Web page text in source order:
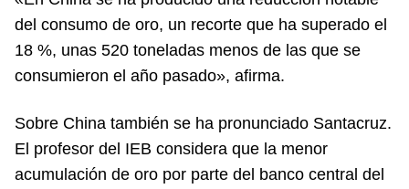
del consumo de oro, un recorte que ha superado el
18 %, unas 520 toneladas menos de las que se
consumieron el año pasado», afirma.
Sobre China también se ha pronunciado Santacruz.
El profesor del IEB considera que la menor
acumulación de oro por parte del banco central del